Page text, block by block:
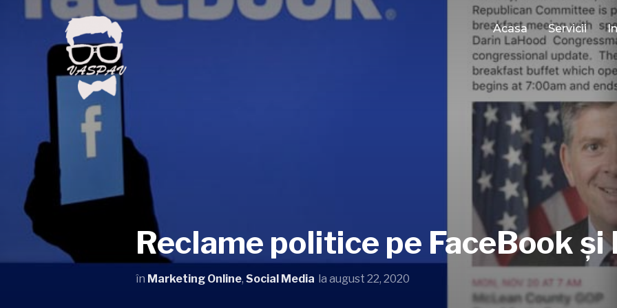
Acasa Servicii
Reclame politice pe FaceBook
în Marketing Online, Social Media la august 22, 2020